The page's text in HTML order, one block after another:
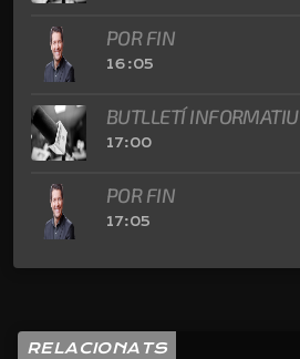
POR FIN
16:05
BUTLLETÍ INFORMATIU
17:00
POR FIN
17:05
RELACIONATS